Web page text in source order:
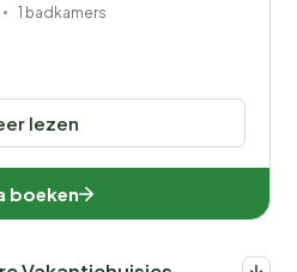
1 badkamers
lezen
boeken